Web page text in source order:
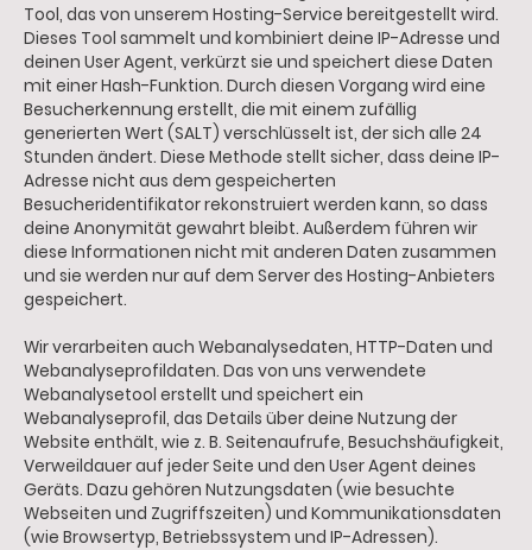
Tool, das von unserem Hosting-Service bereitgestellt wird.
Dieses Tool sammelt und kombiniert deine IP-Adresse und
deinen User Agent, verkürzt sie und speichert diese Daten
mit einer Hash-Funktion. Durch diesen Vorgang wird eine
Besucherkennung erstellt, die mit einem zufällig
generierten Wert (SALT) verschlüsselt ist, der sich alle 24
Stunden ändert. Diese Methode stellt sicher, dass deine IP-
Adresse nicht aus dem gespeicherten
Besucheridentifikator rekonstruiert werden kann, so dass
deine Anonymität gewahrt bleibt. Außerdem führen wir
diese Informationen nicht mit anderen Daten zusammen
und sie werden nur auf dem Server des Hosting-Anbieters
gespeichert.
Wir verarbeiten auch Webanalysedaten, HTTP-Daten und
Webanalyseprofildaten. Das von uns verwendete
Webanalysetool erstellt und speichert ein
Webanalyseprofil, das Details über deine Nutzung der
Website enthält, wie z. B. Seitenaufrufe, Besuchshäufigkeit,
Verweildauer auf jeder Seite und den User Agent deines
Geräts. Dazu gehören Nutzungsdaten (wie besuchte
Webseiten und Zugriffszeiten) und Kommunikationsdaten
(wie Browsertyp, Betriebssystem und IP-Adressen).